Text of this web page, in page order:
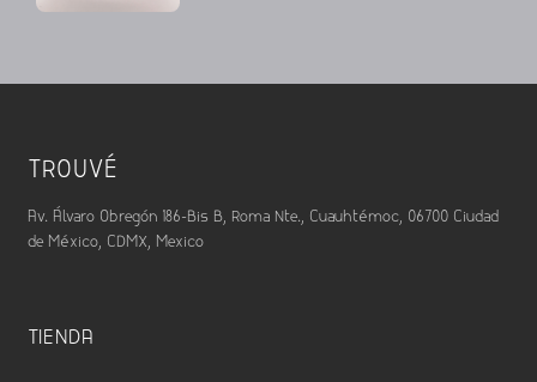
TROUVÉ
Av. Álvaro Obregón 186-Bis B, Roma Nte., Cuauhtémoc, 06700 Ciudad
de México, CDMX, Mexico
TIENDA